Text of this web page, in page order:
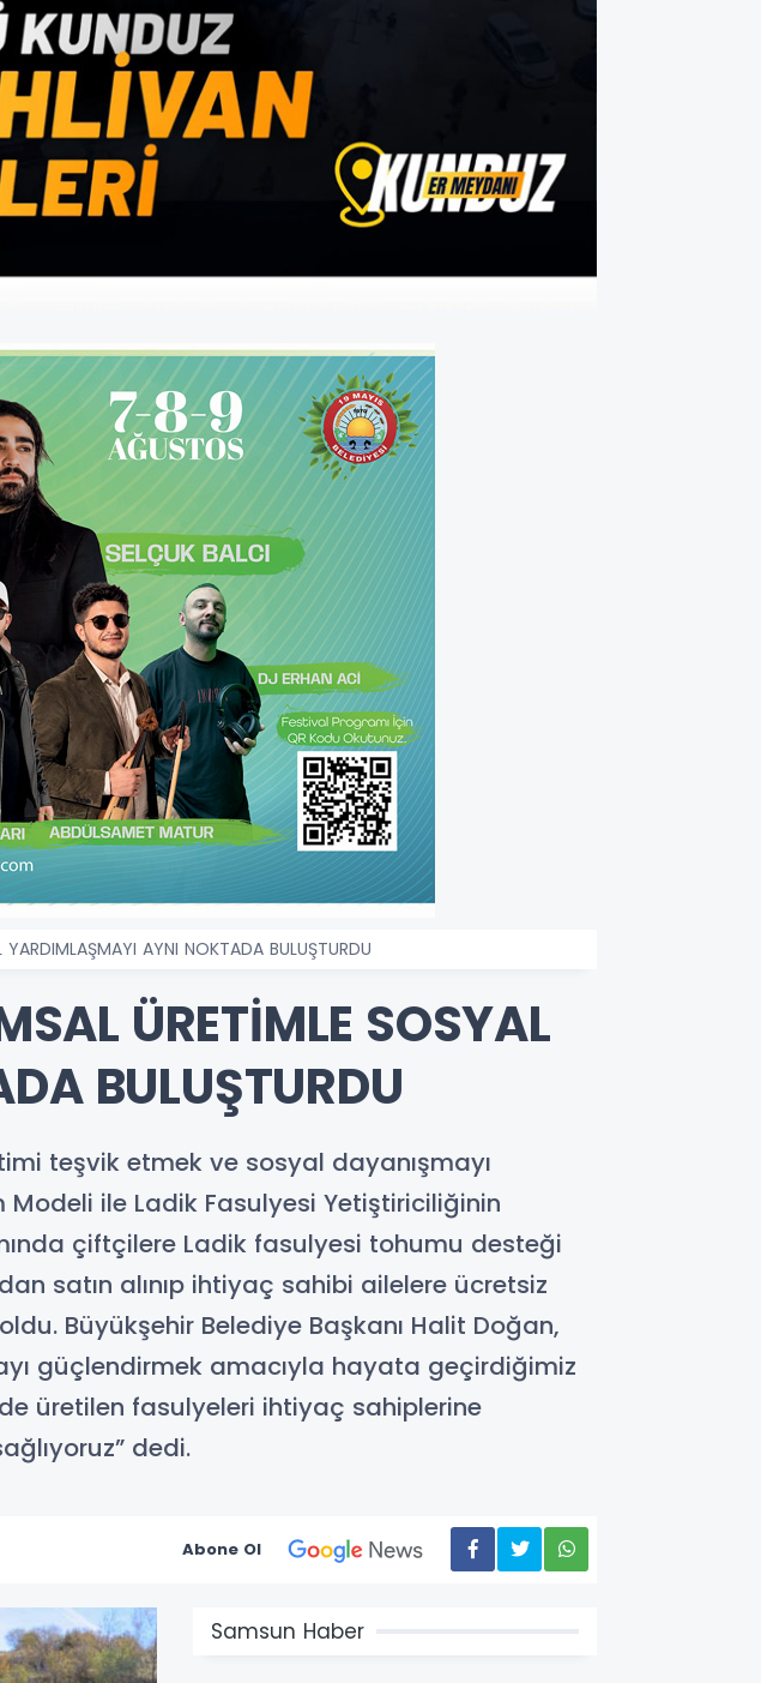
YARDIMLAŞMAYI AYNI NOKTADA BULUŞTURDU
ÜRETİMLE SOSYAL
BULUŞTURDU
teşvik etmek ve sosyal dayanışmayı
ile Ladik Fasulyesi Yetiştiriciliğinin
çiftçilere Ladik fasulyesi tohumu desteği
satın alınıp ihtiyaç sahibi ailelere ücretsiz
Büyükşehir Belediye Başkanı Halit Doğan,
güçlendirmek amacıyla hayata geçirdiğimiz
üretilen fasulyeleri ihtiyaç sahiplerine
dedi.
Abone Ol
Samsun Haber